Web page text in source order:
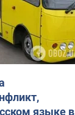
языке в